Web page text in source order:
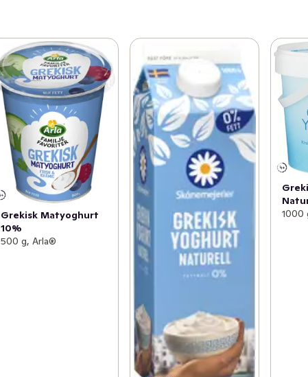
Grekisk Matyoghurt
10%
500 g, Arla®
1000